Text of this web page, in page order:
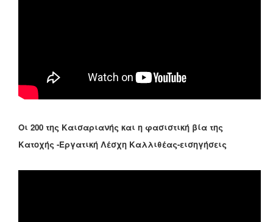
Οι 200 της Καισαριανής και η φασιστική βία της
Κατοχής -Εργατική Λέσχη Καλλιθέας-εισηγήσεις